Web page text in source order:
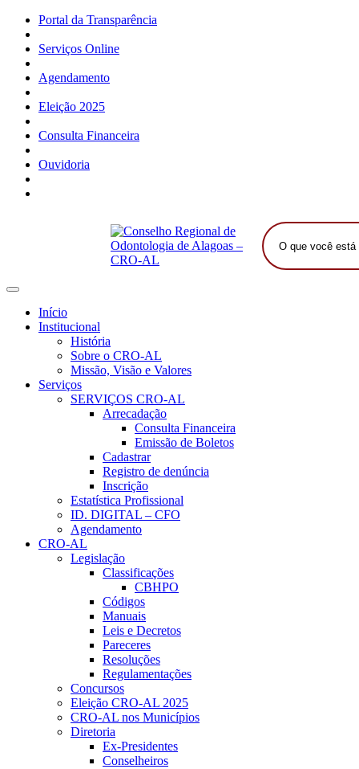
Portal da Transparência
Serviços Online
Agendamento
Eleição 2025
Consulta Financeira
Ouvidoria
O
que
Início
Institucional
História
Sobre o CRO-AL
Missão, Visão e Valores
Serviços
SERVIÇOS CRO-AL
Arrecadação
Consulta Financeira
Emissão de Boletos
Cadastrar
Registro de denúncia
Inscrição
Estatística Profissional
ID. DIGITAL – CFO
Agendamento
CRO-AL
Legislação
Classificações
CBHPO
Códigos
Manuais
Leis e Decretos
Pareceres
Resoluções
Regulamentações
Concursos
Eleição CRO-AL 2025
CRO-AL nos Municípios
Diretoria
Ex-Presidentes
Conselheiros